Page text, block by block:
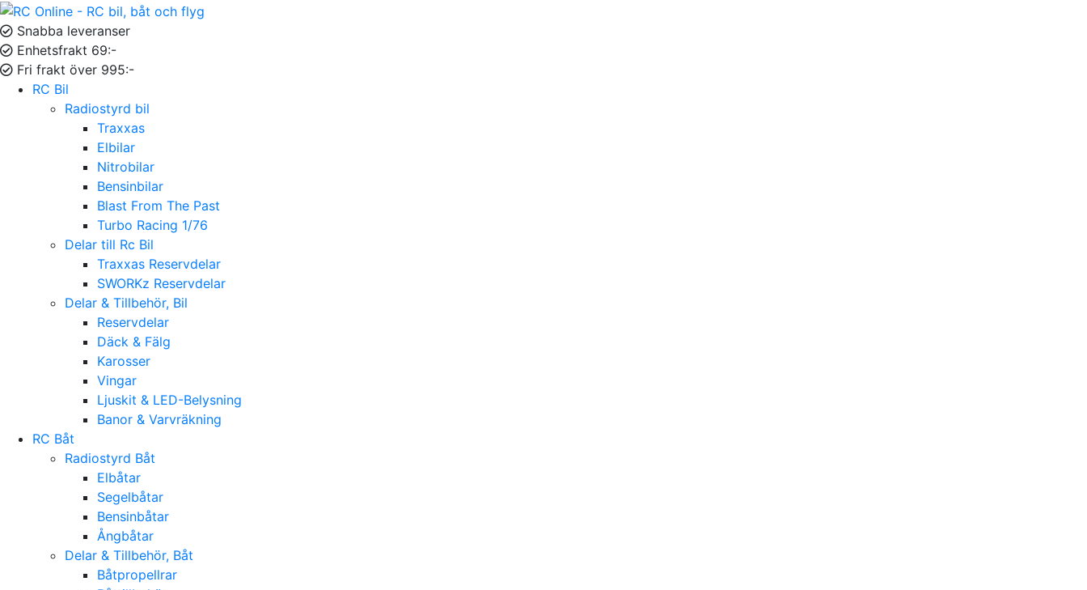
Snabba leveranser
Enhetsfrakt 69:-
Fri frakt över 995:-
RC Bil
Radiostyrd bil
Traxxas
Elbilar
Nitrobilar
Bensinbilar
Blast From The Past
Turbo Racing 1/76
Delar till Rc Bil
Traxxas Reservdelar
SWORKz Reservdelar
Delar & Tillbehör, Bil
Reservdelar
Däck & Fälg
Karosser
Vingar
Ljuskit & LED-Belysning
Banor & Varvräkning
RC Båt
Radiostyrd Båt
Elbåtar
Segelbåtar
Bensinbåtar
Ångbåtar
Delar & Tillbehör, Båt
Båtpropellrar